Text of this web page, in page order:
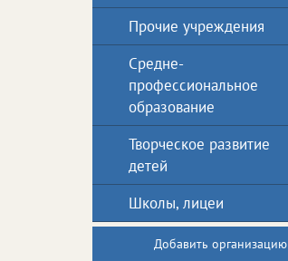
Прочие учреждения
Средне-
профессиональное
образование
Творческое развитие
детей
Школы, лицеи
Добавить организацию